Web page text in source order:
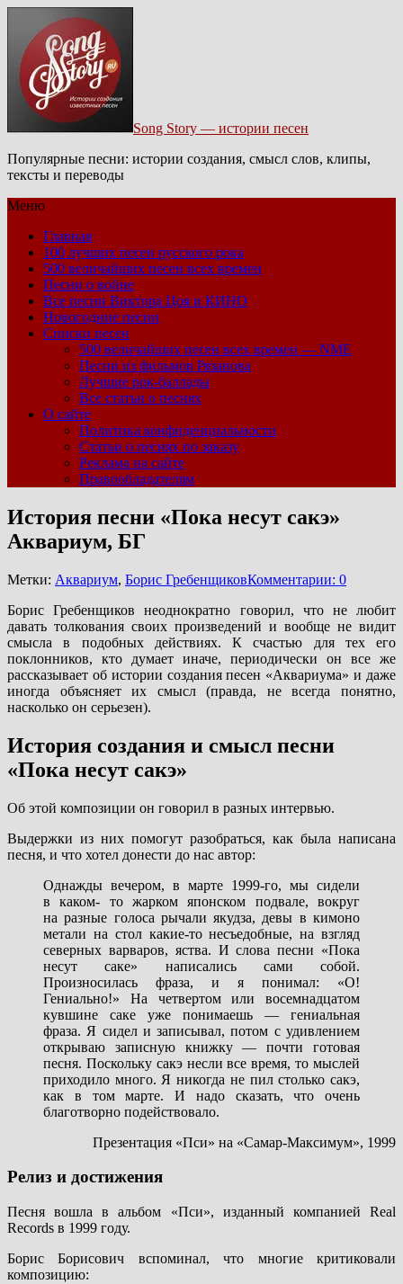
Song Story — истории песен
Популярные песни: истории создания, смысл слов, клипы,
тексты и переводы
Меню
Главная
100 лучших песен русского рока
500 величайших песен всех времен
Песни о войне
Все песни Виктора Цоя и КИНО
Новогодние песни
Списки песен
500 величайших песен всех времен — NME
Песни из фильмов Рязанова
Лучшие рок-баллады
Все статьи о песнях
О сайте
Политика конфиденциальности
Статьи о песнях по заказу
Реклама на сайте
Правообладателям
История песни «Пока несут сакэ»
Аквариум, БГ
Метки: Аквариум, Борис ГребенщиковКомментарии: 0
Борис Гребенщиков неоднократно говорил, что не любит
давать толкования своих произведений и вообще не видит
смысла в подобных действиях. К счастью для тех его
поклонников, кто думает иначе, периодически он все же
рассказывает об истории создания песен «Аквариума» и даже
иногда объясняет их смысл (правда, не всегда понятно,
насколько он серьезен).
История создания и смысл песни
«Пока несут сакэ»
Об этой композиции он говорил в разных интервью.
Выдержки из них помогут разобраться, как была написана
песня, и что хотел донести до нас автор:
Однажды вечером, в марте 1999-го, мы сидели
в каком- то жарком японском подвале, вокруг
на разные голоса рычали якудза, девы в кимоно
метали на стол какие-то несъедобные, на взгляд
северных варваров, яства. И слова песни «Пока
несут саке» написались сами собой.
Произносилась фраза, и я понимал: «О!
Гениально!» На четвертом или восемнадцатом
кувшине саке уже понимаешь — гениальная
фраза. Я сидел и записывал, потом с удивлением
открываю записную книжку — почти готовая
песня. Поскольку сакэ несли все время, то мыслей
приходило много. Я никогда не пил столько сакэ,
как в том марте. И надо сказать, что очень
благотворно подействовало.
Презентация «Пси» на «Самар-Максимум», 1999
Релиз и достижения
Песня вошла в альбом «Пси», изданный компанией Real
Records в 1999 году.
Борис Борисович вспоминал, что многие критиковали
композицию: